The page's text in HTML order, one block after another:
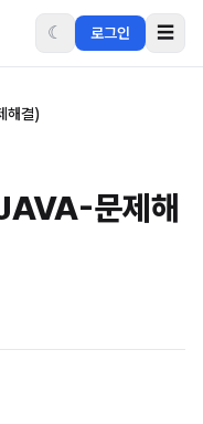
☾ 로그인 ☰
해결)
문제해